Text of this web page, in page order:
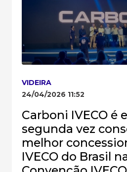
VIDEIRA
24/04/2026 11:52
Carboni IVECO é
segunda vez
melhor
IVECO do Brasil